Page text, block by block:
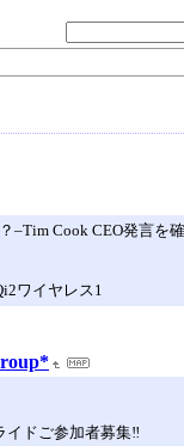
–Tim Cook CEO発言を
ワイヤレス1
イドご参加者募集‼